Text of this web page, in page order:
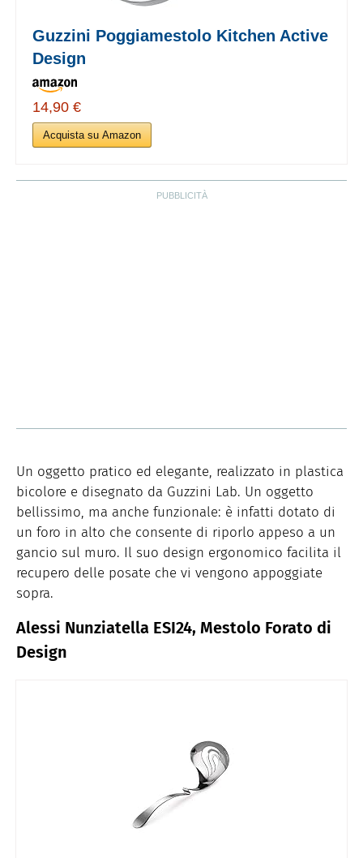
Guzzini Poggiamestolo Kitchen Active
Design
14,90 €
Acquista su Amazon
Un oggetto pratico ed elegante, realizzato in plastica
bicolore e disegnato da Guzzini Lab. Un oggetto
bellissimo, ma anche funzionale: è infatti dotato di
un foro in alto che consente di riporlo appeso a un
gancio sul muro. Il suo design ergonomico facilita il
recupero delle posate che vi vengono appoggiate
sopra.
Alessi Nunziatella ESI24, Mestolo Forato di
Design